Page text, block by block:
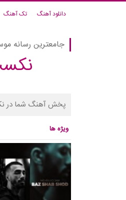
دانلود آهنگ تک آهنگ
جامعترین رسانه
پخش آهنگ شما در
ویژه ها